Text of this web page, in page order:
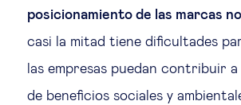
posicionamiento de las marcas
casi la mitad tiene dificultades
las empresas puedan contribuir
de beneficios sociales y